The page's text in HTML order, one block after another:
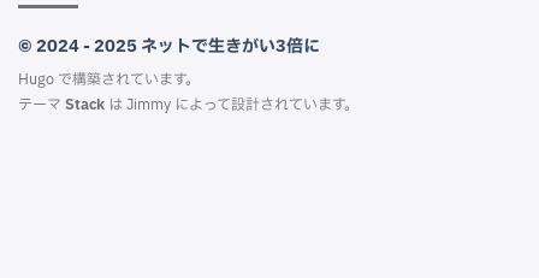
© 2024 - 2025 ネットで生きがい3倍に
Hugo で構築されています。
テーマ Stack はJimmy によって設計されています。